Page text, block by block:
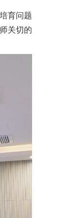
育问题
关切的